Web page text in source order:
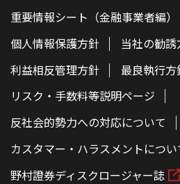
重要情報シート（金融事業者編）
個人情報保護方針
当社の勧誘
利益相反管理方針
最良執行方
リスク・手数料等説明ページ
反社会的勢力への対応について
カスタマー・ハラスメントについ
野村證券ディスクロージャー誌